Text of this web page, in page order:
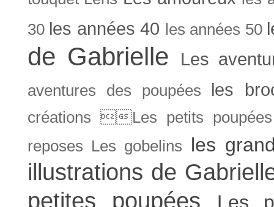
30 les années 40 les années 50
de Gabrielle Les
aventures des poupées les
créations Les petits
reposes Les gobelins les
illustrations de
petites poupées
Les